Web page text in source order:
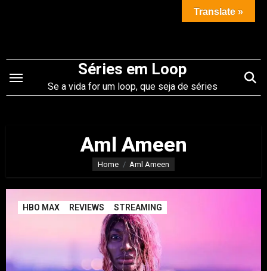
conteúdo
Séries em Loop
Se a vida for um loop, que seja de séries
Aml Ameen
Home Aml Ameen
HBO MAX REVIEWS STREAMING
Translate »